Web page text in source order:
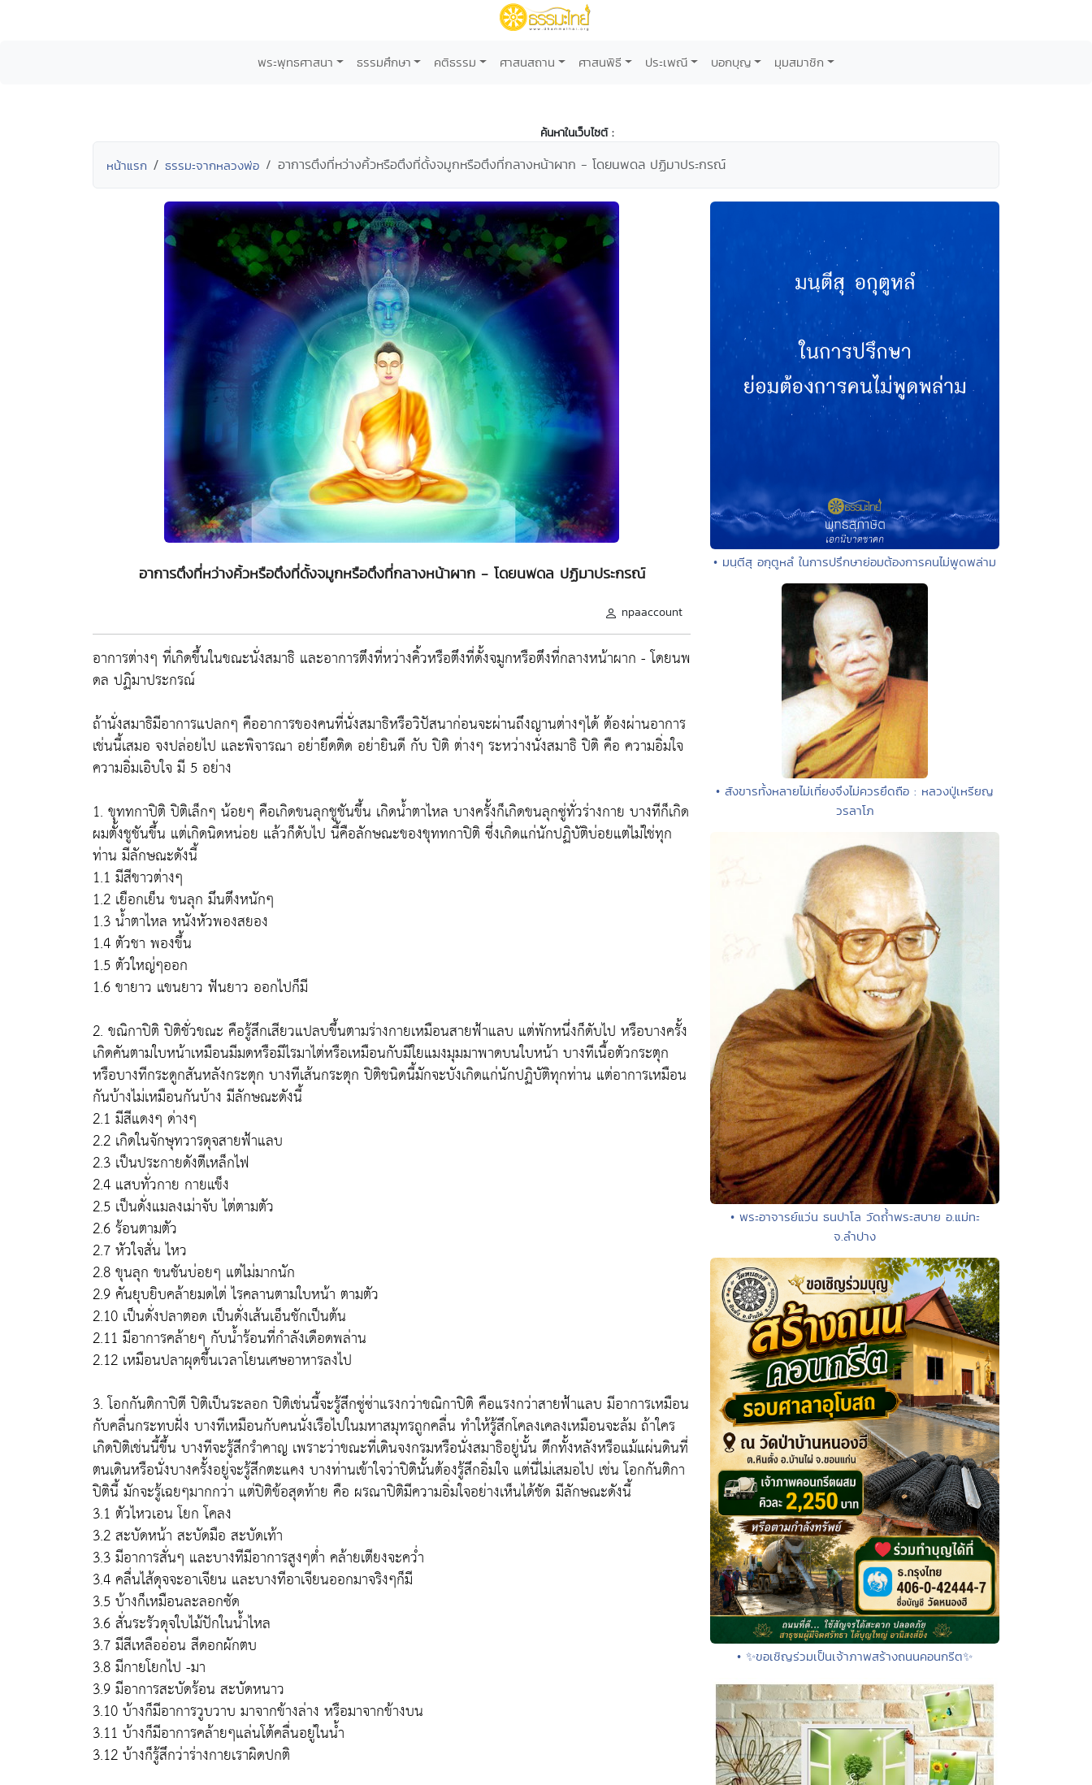
พระพุทธศาสนา ธรรมศึกษา คติธรรม ศาสนสถาน ศาสนพิธี ประเพณี บอกบุญ มุมสมาชิก
ค้นหาในเว็บไซต์ :
หน้าแรก ธรรมะจากหลวงพ่อ อาการตึงที่หว่างคิ้วหรือตึงที่ดั้งจมูกหรือตึงที่กลางหน้าผาก - โดยนพดล ปฏิมาประกรณ์
อาการตึงที่หว่างคิ้วหรือตึงที่ดั้งจมูกหรือตึงที่กลางหน้าผาก - โดยนพดล ปฏิมาประกรณ์
npaaccount
อาการต่างๆ ที่เกิดขึ้นในขณะนั่งสมาธิ และอาการตึงที่หว่างคิ้วหรือตึงที่ดั้งจมูกหรือตึงที่กลางหน้าผาก - โดยนพ
ดล ปฏิมาประกรณ์
ถ้านั่งสมาธิมีอาการแปลกๆ คืออาการของคนที่นั่งสมาธิหรือวิปัสนาก่อนจะผ่านถึงญานต่างๆได้ ต้องผ่านอาการ
เช่นนี้เสมอ จงปล่อยไป และพิจารณา อย่ายึดติด อย่ายินดี กับ ปิติ ต่างๆ ระหว่างนั่งสมาธิ ปิติ คือ ความอิ่มใจ
ความอิ่มเอิบใจ มี 5 อย่าง
1. ขุททกาปิติ ปิติเล็กๆ น้อยๆ คือเกิดขนลุกชูชันขึ้น เกิดน้ำตาไหล บางครั้งก็เกิดขนลุกซู่ทั่วร่างกาย บางทีก็เกิด
ผมตั้งชูชันขึ้น แต่เกิดนิดหน่อย แล้วก็ดับไป นี้คือลักษณะของขุททกาปิติ ซึ่งเกิดแก่นักปฏิบัติบ่อยแต่ไม่ใช่ทุก
ท่าน มีลักษณะดังนี้
1.1 มีสีขาวต่างๆ
1.2 เยือกเย็น ขนลุก มึนตึงหนักๆ
1.3 น้ำตาไหล หนังหัวพองสยอง
1.4 ตัวชา พองขึ้น
1.5 ตัวใหญ่ๆออก
1.6 ขายาว แขนยาว ฟันยาว ออกไปก็มี
2. ขณิกาปิติ ปิติชั่วขณะ คือรู้สึกเสียวแปลบขึ้นตามร่างกายเหมือนสายฟ้าแลบ แต่พักหนึ่งก็ดับไป หรือบางครั้ง
เกิดคันตามใบหน้าเหมือนมีมดหรือมีไรมาไต่หรือเหมือนกับมีใยแมงมุมมาพาดบนใบหน้า บางทีเนื้อตัวกระตุก
หรือบางทีกระดูกสันหลังกระตุก บางทีเส้นกระตุก ปิติชนิดนี้มักจะบังเกิดแก่นักปฏิบัติทุกท่าน แต่อาการเหมือน
กันบ้างไม่เหมือนกันบ้าง มีลักษณะดังนี้
2.1 มีสีแดงๆ ด่างๆ
2.2 เกิดในจักษุทวารดุจสายฟ้าแลบ
2.3 เป็นประกายดังตีเหล็กไฟ
2.4 แสบทั่วกาย กายแข็ง
2.5 เป็นดั่งแมลงเม่าจับ ไต่ตามตัว
2.6 ร้อนตามตัว
2.7 หัวใจสั่น ไหว
2.8 ขุนลุก ขนชันบ่อยๆ แต่ไม่มากนัก
2.9 คันยุบยิบคล้ายมดไต่ ไรคลานตามใบหน้า ตามตัว
2.10 เป็นดั่งปลาตอด เป็นดั่งเส้นเอ็นชักเป็นต้น
2.11 มีอาการคล้ายๆ กับน้ำร้อนที่กำลังเดือดพล่าน
2.12 เหมือนปลาผุดขึ้นเวลาโยนเศษอาหารลงไป
3.โอกกันติกาปิตี ปิติเป็นระลอก ปิติเช่นนี้จะรู้สึกซู่ซ่าแรงกว่าขณิกาปิติ คือแรงกว่าสายฟ้าแลบ มีอาการเหมือน
กับคลื่นกระทบฝั่ง บางทีเหมือนกับคนนั่งเรือไปในมหาสมุทรถูกคลื่น ทำให้รู้สึกโคลงเคลงเหมือนจะล้ม ถ้าใคร
เกิดปิติเช่นนี้ขึ้น บางทีจะรู้สึกรำคาญ เพราะว่าขณะที่เดินจงกรมหรือนั่งสมาธิอยู่นั้น ตึกทั้งหลังหรือแม้แผ่นดินที่
ตนเดินหรือนั่งบางครั้งอยู่จะรู้สึกตะแคง บางท่านเข้าใจว่าปิตินั้นต้องรู้สึกอิ่มใจ แต่นี่ไม่เสมอไป เช่น โอกกันติกา
ปิตินี้ มักจะรู้เฉยๆมากกว่า แต่ปิติข้อสุดท้าย คือ ผรณาปิติมีความอิ่มใจอย่างเห็นได้ชัด มีลักษณะดังนี้
3.1 ตัวไหวเอน โยก โคลง
3.2 สะบัดหน้า สะบัดมือ สะบัดเท้า
3.3 มีอาการสั่นๆ และบางทีมีอาการสูงๆต่ำ คล้ายเตียงจะคว่ำ
3.4 คลื่นไส้ดุจจะอาเจียน และบางทีอาเจียนออกมาจริงๆก็มี
3.5 บ้างก็เหมือนละลอกซัด
3.6 สั่นระรัวดุจใบไม้ปักในน้ำไหล
3.7 มีสีเหลืออ่อน สีดอกผักตบ
3.8 มีกายโยกไป -มา
3.9 มีอาการสะบัดร้อน สะบัดหนาว
3.10 บ้างก็มีอาการวูบวาบ มาจากข้างล่าง หรือมาจากข้างบน
3.11 บ้างก็มีอาการคล้ายๆแล่นโต้คลื่นอยู่ในน้ำ
3.12 บ้างก็รู้สึกว่าร่างกายเราผิดปกติ
• มนฺตีสุ อกุตูหลํ ในการปรึกษาย่อมต้องการคนไม่พูดพล่าม
• สังขารทั้งหลายไม่เที่ยงจึงไม่ควรยึดถือ : หลวงปู่เหรียญ
วรลาโภ
• พระอาจารย์แว่น ธนปาโล วัดถ้ำพระสบาย อ.แม่ทะ
จ.ลำปาง
• ✨ขอเชิญร่วมเป็นเจ้าภาพสร้างถนนคอนกรีต✨